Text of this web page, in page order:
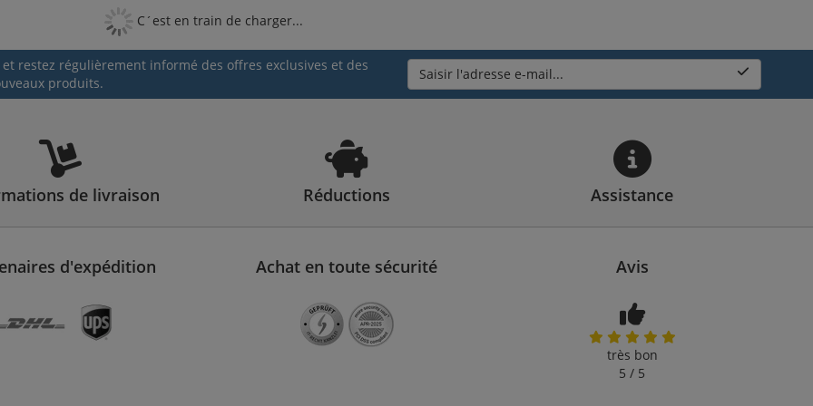
C´est en train de charger...
restez régulièrement informé des offres exclusives et des
produits.
Saisir l'adresse e-mail...
de livraison Réductions Assistance
d'expédition Achat en toute sécurité Avis
très bon
5 / 5